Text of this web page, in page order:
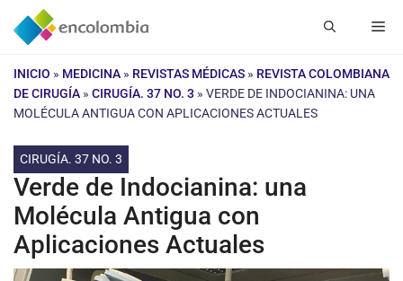
Saltar
INICIO » MEDICINA » REVISTAS MÉDICAS » REVISTA COLOMBIANA
DE CIRUGÍA » CIRUGÍA. 37 NO. 3 » VERDE DE INDOCIANINA: UNA
MOLÉCULA ANTIGUA CON APLICACIONES ACTUALES
CIRUGÍA. 37 NO. 3
Verde de Indocianina: una
Molécula Antigua con
Aplicaciones Actuales